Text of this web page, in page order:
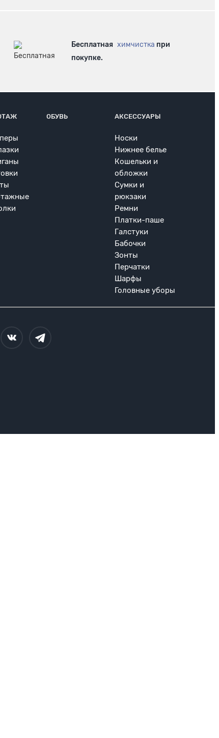
Бесплатная химчистка при
покупке.
ОБУВЬ АКСЕССУАРЫ
Носки
Нижнее белье
Кошельки и
обложки
Сумки и
рюкзаки
Ремни
Платки-паше
Галстуки
Бабочки
Зонты
Перчатки
Шарфы
Головные уборы